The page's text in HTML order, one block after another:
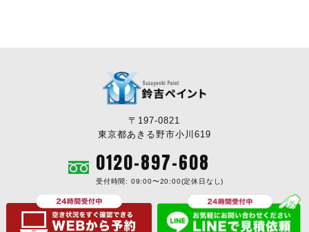
〒197-0821
東京都あきる野市小川619
0120-897-608
受付時間: 09:00〜20:00(定休日なし)